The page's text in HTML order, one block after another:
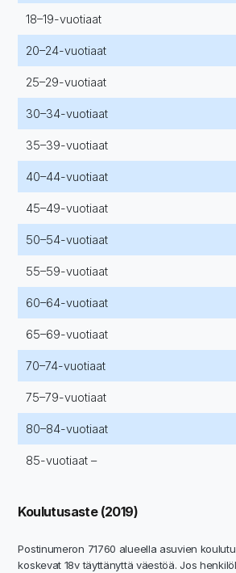
18–19-vuotiaat
20–24-vuotiaat
25–29-vuotiaat
30–34-vuotiaat
35–39-vuotiaat
40–44-vuotiaat
45–49-vuotiaat
50–54-vuotiaat
55–59-vuotiaat
60–64-vuotiaat
65–69-vuotiaat
70–74-vuotiaat
75–79-vuotiaat
80–84-vuotiaat
85-vuotiaat –
Koulutusaste (2019)
Postinumeron 71760 alueella asuvien
koskevat 18v täyttänyttä väestöä. Jos